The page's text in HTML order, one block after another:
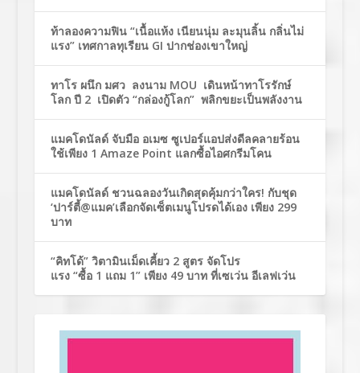
ท้าลองความฟิน “เนื้อแห้ง เนียนนุ่ม ละมุนลิ้น กลิ่นไม่
แรง” เทศกาลทุเรียน GI ปากช่องเขาใหญ่
ทาโร ผนึก มศว ลงนาม MOU เดินหน้าทาโรรักษ์
โลก ปี 2 เปิดตัว “กล่องกู้โลก” พลิกขยะเป็นพลังงาน
แมคโดนัลด์ จับมือ อเมซ ซูเปอร์แอปส่งดีลคลายร้อน
ใช้เพียง 1 Amaze Point แลกซื้อไอศกรีมโคน
แมคโดนัลด์ ชวนฉลองวันเกิดสุดคุ้มกว่าใคร! กับชุด
‘ปาร์ตี้@แมค’เลือกจัดเซ็ตเมนูโปรดได้เอง เพียง 299
บาท
“คิทโด้” วิตามินเม็ดเคี้ยว 2 สูตร จัดโปร
แรง “ซื้อ 1 แถม 1” เพียง 49 บาท ที่เซเว่น อีเลฟเว่น